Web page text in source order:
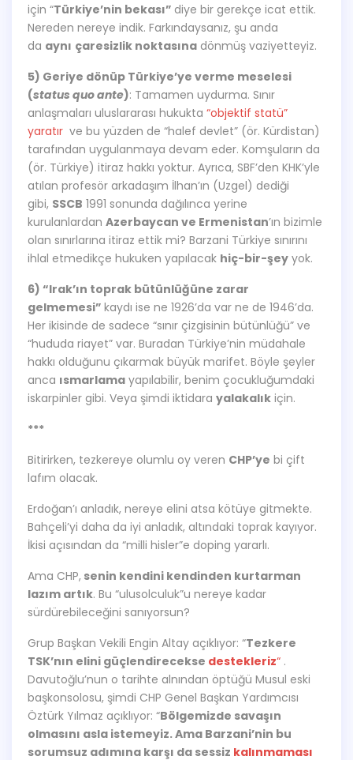
için “Türkiye’nin bekası” diye bir gerekçe icat ettik.
Nereden nereye indik. Farkındaysanız, şu anda
da aynı çaresizlik noktasına dönmüş vaziyetteyiz.
5) Geriye dönüp Türkiye’ye verme meselesi
(status quo ante): Tamamen uydurma. Sınır
anlaşmaları uluslararası hukukta “objektif statü”
yaratır ve bu yüzden de “halef devlet” (ör. Kürdistan)
tarafından uygulanmaya devam eder. Komşuların da
(ör. Türkiye) itiraz hakkı yoktur. Ayrıca, SBF’den KHK’yle
atılan profesör arkadaşım İlhan’ın (Uzgel) dediği
gibi, SSCB 1991 sonunda dağılınca yerine
kurulanlardan Azerbaycan ve Ermenistan’ın bizimle
olan sınırlarına itiraz ettik mi? Barzani Türkiye sınırını
ihlal etmedikçe hukuken yapılacak hiç-bir-şey yok.
6) “Irak’ın toprak bütünlüğüne zarar
gelmemesi” kaydı ise ne 1926’da var ne de 1946’da.
Her ikisinde de sadece “sınır çizgisinin bütünlüğü” ve
“hududa riayet” var. Buradan Türkiye’nin müdahale
hakkı olduğunu çıkarmak büyük marifet. Böyle şeyler
anca ısmarlama yapılabilir, benim çocukluğumdaki
iskarpinler gibi. Veya şimdi iktidara yalakalık için.
***
Bitirirken, tezkereye olumlu oy veren CHP’ye bi çift
lafım olacak.
Erdoğan’ı anladık, nereye elini atsa kötüye gitmekte.
Bahçeli’yi daha da iyi anladık, altındaki toprak kayıyor.
İkisi açısından da “milli hisler”e doping yararlı.
Ama CHP, senin kendini kendinden kurtarman
lazım artık. Bu “ulusolculuk”u nereye kadar
sürdürebileceğini sanıyorsun?
Grup Başkan Vekili Engin Altay açıklıyor: “Tezkere
TSK’nın elini güçlendirecekse destekleriz“ .
Davutoğlu’nun o tarihte alnından öptüğü Musul eski
başkonsolosu, şimdi CHP Genel Başkan Yardımcısı
Öztürk Yılmaz açıklıyor: “Bölgemizde savaşın
olmasını asla istemeyiz. Ama Barzani’nin bu
sorumsuz adımına karşı da sessiz kalınmaması